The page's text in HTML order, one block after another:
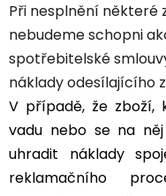
Při nesplnění některé
nebudeme schopni
spotřebitelské
náklady odesílajícího
V případě, že zboží,
vadu nebo se na
uhradit náklady
reklamačního